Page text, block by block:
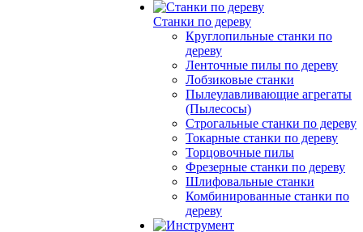
Станки по дереву
Круглопильные станки по
дереву
Ленточные пилы по дереву
Лобзиковые станки
Пылеулавливающие агрегаты
(Пылесосы)
Строгальные станки по дереву
Токарные станки по дереву
Торцовочные пилы
Фрезерные станки по дереву
Шлифовальные станки
Комбинированные станки по
дереву